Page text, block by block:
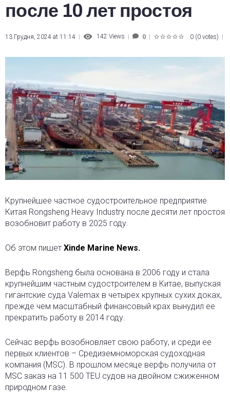
после 10 лет простоя
13 Грудня, 2024 at 11:14 142 Views 0 0 (0 votes)
Крупнейшее частное судостроительное предприятие
Китая Rongsheng Heavy Industry после десяти лет простоя
возобновит работу в 2025 году.
Об этом пишет Xinde Marine News.
Верфь Rongsheng была основана в 2006 году и стала
крупнейшим частным судостроителем в Китае, выпуская
гигантские суда Valemax в четырех крупных сухих доках,
прежде чем масштабный финансовый крах вынудил ее
прекратить работу в 2014 году.
Сейчас верфь возобновляет свою работу, и среди ее
первых клиентов – Средиземноморская судоходная
компания (MSC). В прошлом месяце верфь получила от
MSC заказ на 11 500 TEU судов на двойном сжиженном
природном газе.